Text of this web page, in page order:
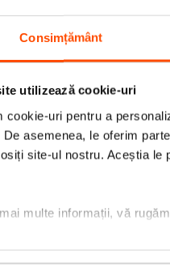
Consimțământ
utilizează cookie-uri
cookie-uri pentru a
De asemenea, le oferim
site-ul nostru. Aceștia le
multe informații, vă
termic